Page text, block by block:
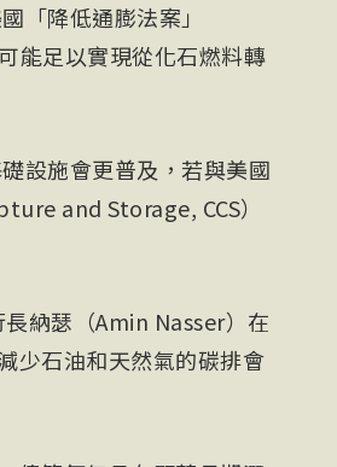
「降低通膨法案」
能足以實現從化石燃料轉
設施會更普及，若與美國
and Storage, CCS）
納瑟（Amin Nasser）在
少石油和天然氣的碳排會